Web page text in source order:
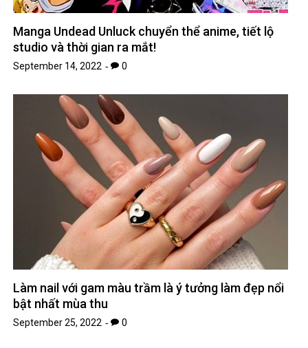
Manga Undead Unluck chuyển thể anime, tiết lộ
studio và thời gian ra mắt!
September 14, 2022 0
Làm nail với gam màu trầm là ý tưởng làm đẹp nổi
bật nhất mùa thu
September 25, 2022 0